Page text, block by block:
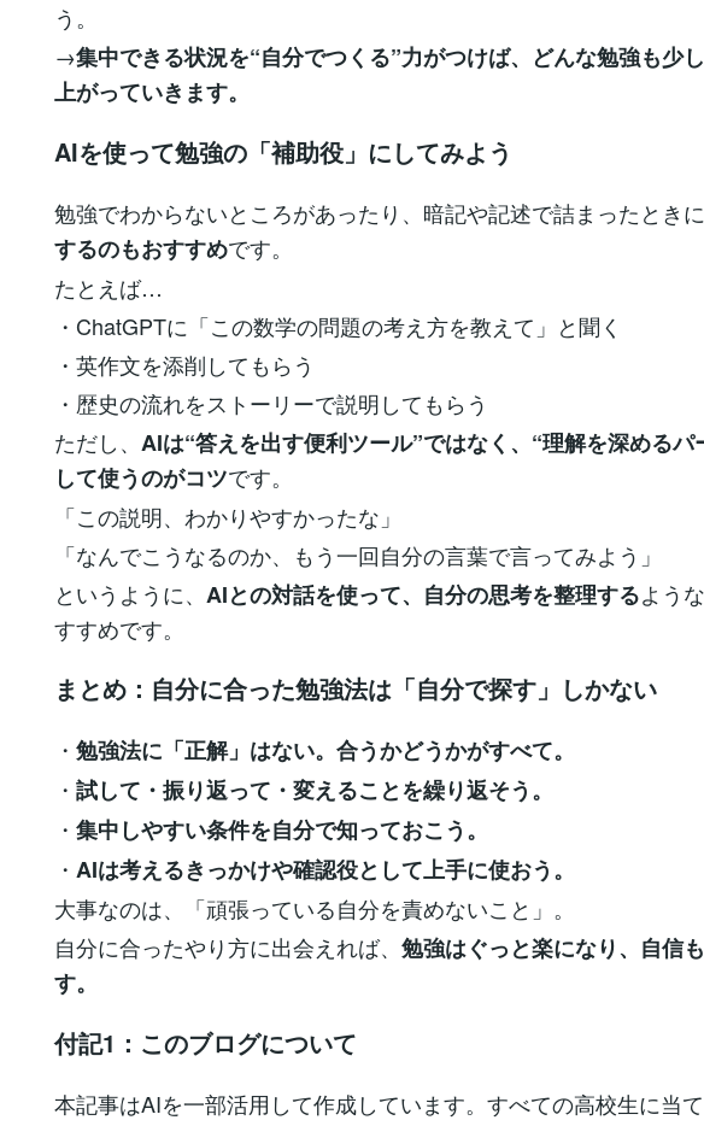
う。
→集中できる状況を“自分でつくる”力がつけば、どんな勉強も少
上がっていきます。
AIを使って勉強の「補助役」にしてみよう
勉強でわからないところがあったり、暗記や記述で詰まったときに
するのもおすすめです。
たとえば…
・ChatGPTに「この数学の問題の考え方を教えて」と聞く
・英作文を添削してもらう
・歴史の流れをストーリーで説明してもらう
ただし、 AIは“答えを出す便利ツール”ではなく、“理解を深めるパ
して使うのがコツです。
「この説明、わかりやすかったな」
「なんでこうなるのか、もう一回自分の言葉で言ってみよう」
というように、 AIとの対話を使って、自分の思考を整理するよう
すすめです。
まとめ：自分に合った勉強法は「自分で探す」しかない
・ 勉強法に「正解」はない。合うかどうかがすべて。
・ 試して・振り返って・変えることを繰り返そう。
・ 集中しやすい条件を自分で知っておこう。
・ AIは考えるきっかけや確認役として上手に使おう。
大事なのは、「頑張っている自分を責めないこと」。
自分に合ったやり方に出会えれば、 勉強はぐっと楽になり、自信
す。
付記1：このブログについて
本記事はAIを一部活用して作成しています。すべての高校生に当